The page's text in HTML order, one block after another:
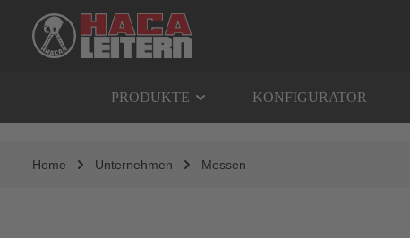
Zur Hauptnavigation springen
PRODUKTE KONFIGURATOR
Home Unternehmen Messen